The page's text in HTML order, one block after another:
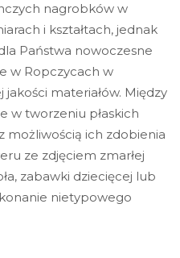
nagrobków w
i kształtach, jednak
Państwa nowoczesne
w Ropczycach w
materiałów. Między
w tworzeniu płaskich
możliwością ich zdobienia
ze zdjęciem zmarłej
zabawki dziecięcej lub
nietypowego